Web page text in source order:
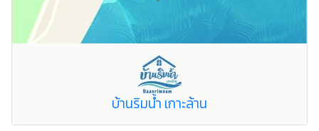
บ้านริมน้ำ เกาะล้าน